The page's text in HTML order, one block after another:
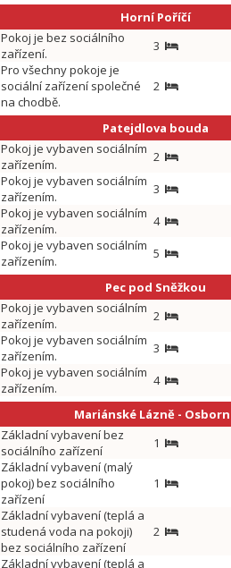
Horní Poříčí
Pokoj je bez sociálního
zařízení.
3
Pro všechny pokoje je
sociální zařízení společné
na chodbě.
2
Patejdlova bouda
Pokoj je vybaven sociálním
zařízením.
2
Pokoj je vybaven sociálním
zařízením.
3
Pokoj je vybaven sociálním
zařízením.
4
Pokoj je vybaven sociálním
zařízením.
5
Pec pod Sněžkou
Pokoj je vybaven sociálním
zařízením.
2
Pokoj je vybaven sociálním
zařízením.
3
Pokoj je vybaven sociálním
zařízením.
4
Mariánské Lázně -
Základní vybavení bez
sociálního zařízení
1
Základní vybavení (malý
pokoj) bez sociálního
zařízení
1
Základní vybavení (teplá a
studená voda na pokoji)
bez sociálního zařízení
2
Základní vybavení (teplá a